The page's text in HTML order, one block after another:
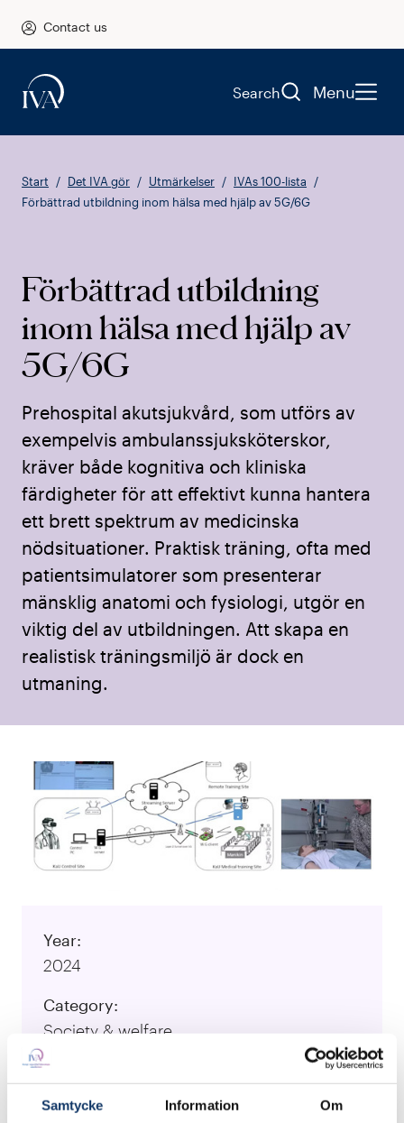
Samtycke Information Om
Contact us
Search Menu
Start Det IVA gör Utmärkelser
IVAs 100-lista
Förbättrad utbildning inom hälsa med hjälp av 5G/6G
Förbättrad utbildning
inom hälsa med hjälp av
5G/6G
Prehospital akutsjukvård, som utförs av
exempelvis ambulanssjuksköterskor,
kräver både kognitiva och kliniska
färdigheter för att effektivt kunna hantera
ett brett spektrum av medicinska
nödsituationer. Praktisk träning, ofta med
patientsimulatorer som presenterar
mänsklig anatomi och fysiologi, utgör en
viktig del av utbildningen. Att skapa en
realistisk träningsmiljö är dock en
utmaning.
Year:
2024
Category:
Society & welfare
University:
Karlstad University